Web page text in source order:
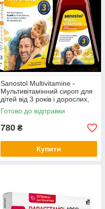
Sanostol Multivitamine -
Мультивітамінний сироп для
дітей від 3 років і дорослих,
без цукру, з натуральним
апельсиновим смаком
Готово до відправки
780 ₴
Купити